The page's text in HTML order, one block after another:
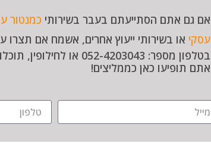
אם גם אתם הסתייעתם בעבר בשירותי כמנטור
עסקי או בשירותי ייעוץ אחרים, אשמח אם תצרו
בטלפון מספר: 052-
אתם תופיעו כאן כממליצים!